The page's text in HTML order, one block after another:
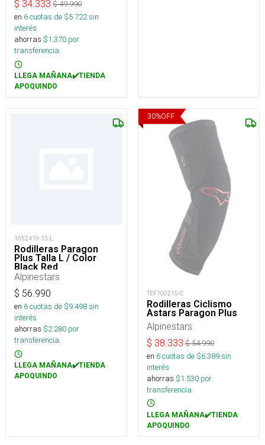
$ 34.333 $49.990
en 6cuotas de $5.722sin
interés
ahorras $1.370 por
transferencia.
LLEGA MAÑANA✔️TIENDA
APOQUINDO
1652419-13-L
Rodilleras Paragon
Plus Talla L / Color
Black Red
Alpinestars
$ 56.990
en 6cuotas de $9.498sin
interés
ahorras $2.280 por
transferencia.
LLEGA MAÑANA✔️TIENDA
APOQUINDO
30%OFF
TEF100215-C
Rodilleras Ciclismo
Astars Paragon Plus
Alpinestars
$ 38.333 $54.990
en 6cuotas de $6.389sin
interés
ahorras $1.530 por
transferencia.
LLEGA MAÑANA✔️TIENDA
APOQUINDO